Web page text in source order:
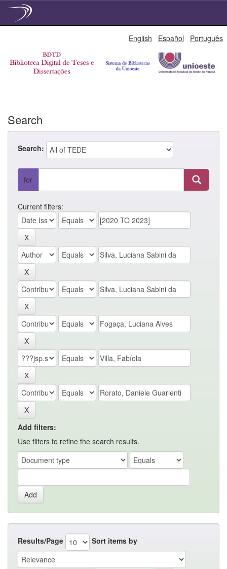
English Español Português
Search
Search:
for
Current filters:
Add filters:
Use filters to refine the search results.
Results/Page Sort items by